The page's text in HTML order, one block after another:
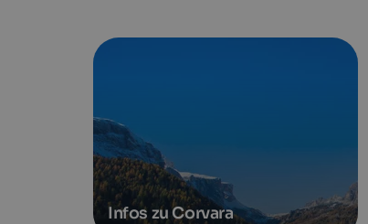
Infos zu Corvara